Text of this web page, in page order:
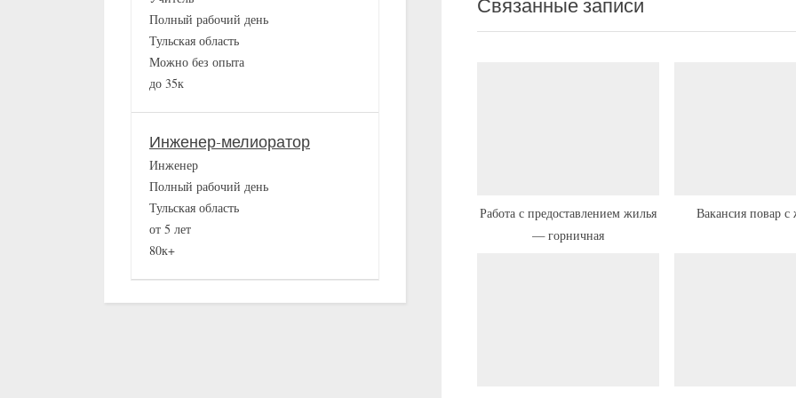
д
ы
а
Связанные записи
Работа с предоставлением жилья
— горничная
Вакансия повар
Полный рабочий день
Тульская область
Можно без опыта
до 35к
Инженер-мелиоратор
Инженер
Полный рабочий день
Тульская область
от 5 лет
80к+